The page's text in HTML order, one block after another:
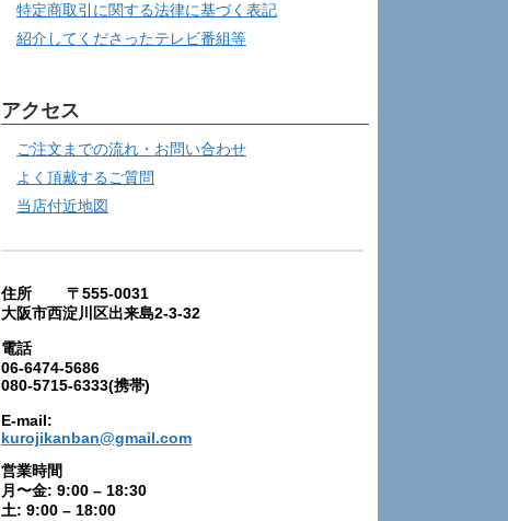
特定商取引に関する法律に基づく表記
紹介してくださったテレビ番組等
アクセス
ご注文までの流れ・お問い合わせ
よく頂戴するご質問
当店付近地図
住所 〒555-0031
大阪市西淀川区出来島2-3-32
電話
06-6474-5686
080-5715-6333(携帯)
E-mail:
kurojikanban@gmail.com
営業時間
月〜金: 9:00 – 18:30
土: 9:00 – 18:00